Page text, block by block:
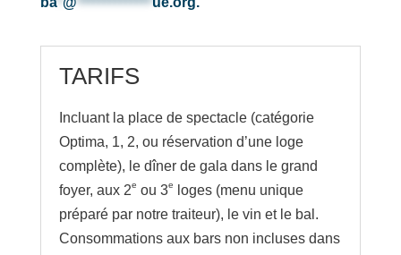
TARIFS
Incluant la place de spectacle (catégorie
Optima, 1, 2, ou réservation d’une loge
complète), le dîner de gala dans le grand
foyer, aux 2e ou 3e loges(menu unique
préparé par notre traiteur), le vin et le bal.
Consommations aux bars non incluses dans